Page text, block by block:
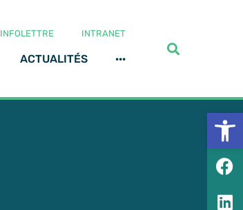
INFOLETTRE INTRANET
ACTUALITÉS ···